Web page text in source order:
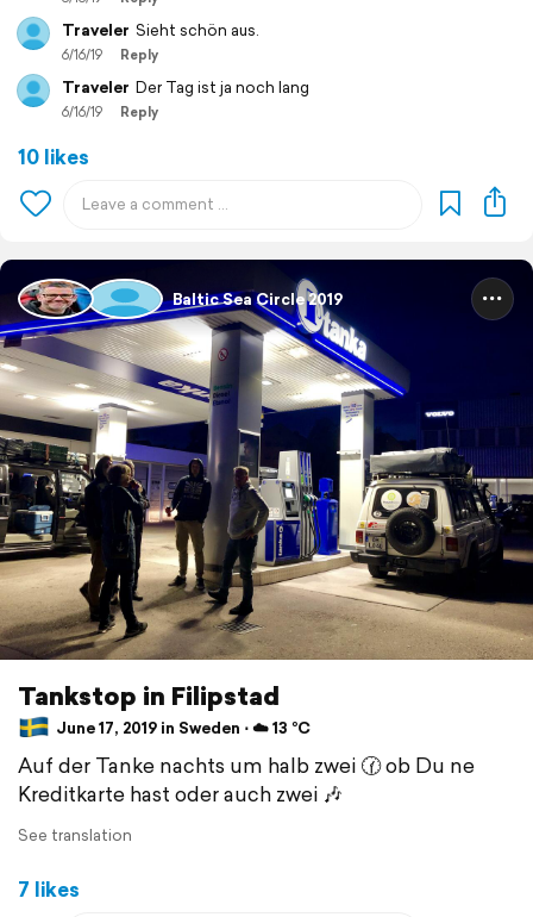
Traveler Sieht schön aus.
6/16/19 Reply
Traveler Der Tag ist ja noch lang
6/16/19 Reply
10 likes
Baltic Sea Circle 2019
Tankstop in Filipstad
June 17, 2019 in Sweden ⋅ ☁️ 13 °C
Auf der Tanke nachts um halb zwei 🕜 ob Du ne
Kreditkarte hast oder auch zwei 🎶
See translation
7 likes